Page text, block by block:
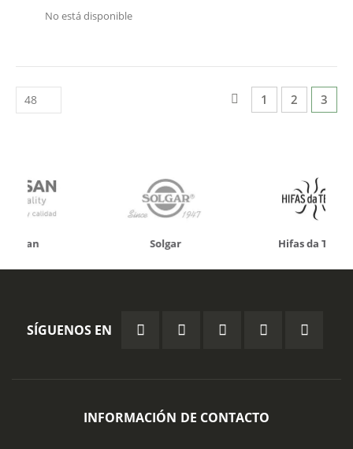
No está disponible
PáginaPágina
AnteriorPágina
1 Página
2 3
Hifas da Terra
SÍGUENOS EN
INFORMACIÓN DE CONTACTO